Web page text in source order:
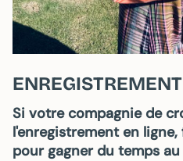
Si votre compagnie de
l'enregistrement en
pour gagner du temps